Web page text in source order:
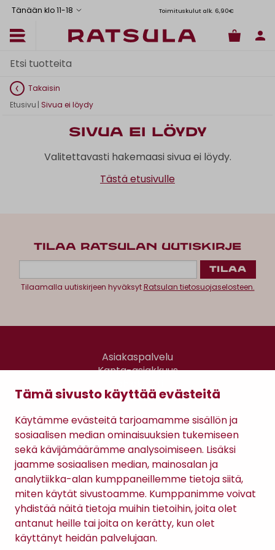
Tämä sivusto käyttää evästeitä
Käytämme evästeitä tarjoamamme sisällön ja
sosiaalisen median ominaisuuksien tukemiseen
sekä kävijämäärämme analysoimiseen. Lisäksi
jaamme sosiaalisen median, mainosalan ja
analytiikka-alan kumppaneillemme tietoja siitä,
miten käytät sivustoamme. Kumppanimme voivat
yhdistää näitä tietoja muihin tietoihin, joita olet
antanut heille tai joita on kerätty, kun olet
käyttänyt heidän palvelujaan.
Tänään klo 11-18 Toimituskulut alk. 6,90€
Takaisin
Etusivu | Sivua ei löydy
Sivua ei löydy
Valitettavasti hakemaasi sivua ei löydy.
Tästä etusivulle
TILAA RATSULAN UUTISKIRJE
Tilaamalla uutiskirjeen hyväksytRatsulan tietosuojaselosteen.
Asiakaspalvelu
Kanta-asiakkuus
Gomee Ratsula Café
Sopimusehdot
Tietosuojaseloste
Maksutavat